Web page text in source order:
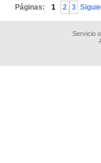
Páginas: 1 2 3
Servicio